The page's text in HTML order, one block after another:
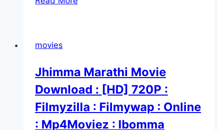
movies
Jhimma Marathi Movie
Download : [HD] 720P :
Filmyzilla : Filmywap : Online
: Mp4Moviez : Ibomma